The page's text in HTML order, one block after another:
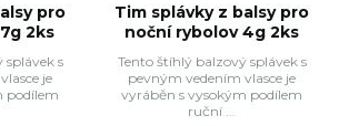
pro
2ks
s
je
podílem
Tim splávky z balsy pro
noční rybolov 4g 2ks
Tento štíhlý balzový splávek s
pevným vedením vlasce je
vyráběn s vysokým podílem
ruční ...